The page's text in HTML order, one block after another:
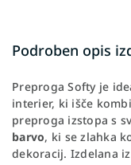
Podroben opis
Preproga Softy je
interier, ki išče
preproga izstopa s
barvo, ki se zlahka
dekoracij. Izdelana iz